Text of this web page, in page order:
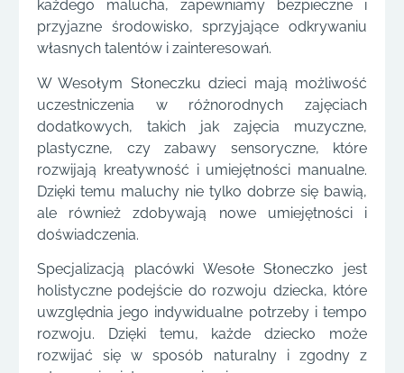
każdego malucha, zapewniamy bezpieczne i
przyjazne środowisko, sprzyjające odkrywaniu
własnych talentów i zainteresowań.
W Wesołym Słoneczku dzieci mają możliwość
uczestniczenia w różnorodnych zajęciach
dodatkowych, takich jak zajęcia muzyczne,
plastyczne, czy zabawy sensoryczne, które
rozwijają kreatywność i umiejętności manualne.
Dzięki temu maluchy nie tylko dobrze się bawią,
ale również zdobywają nowe umiejętności i
doświadczenia.
Specjalizacją placówki Wesołe Słoneczko jest
holistyczne podejście do rozwoju dziecka, które
uwzględnia jego indywidualne potrzeby i tempo
rozwoju. Dzięki temu, każde dziecko może
rozwijać się w sposób naturalny i zgodny z